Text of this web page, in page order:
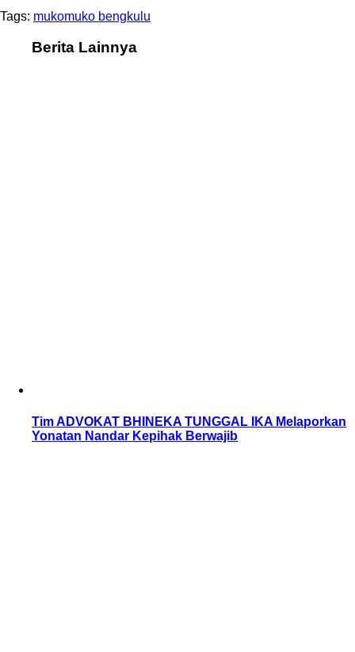
Tags: mukomuko bengkulu
Berita Lainnya
Tim ADVOKAT BHINEKA TUNGGAL IKA Melaporkan
Yonatan Nandar Kepihak Berwajib